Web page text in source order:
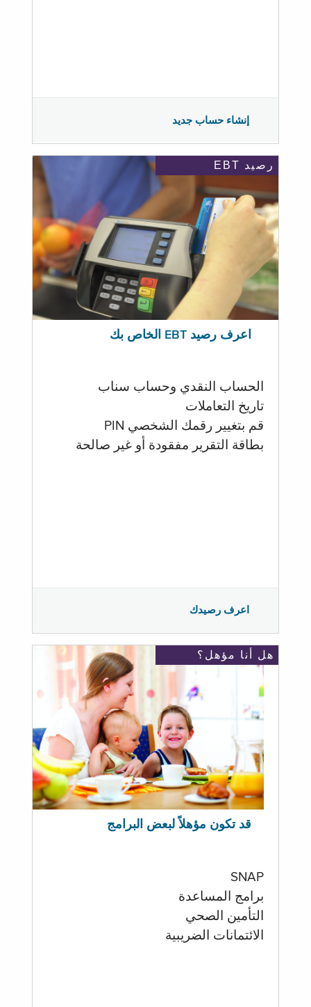
إنشاء حساب جديد
رصيد EBT
اعرف رصيد EBT الخاص بك
الحساب النقدي وحساب سناب
تاريخ التعاملات
قم بتغيير رقمك الشخصي PIN
بطاقة التقرير مفقودة أو غير صالحة
اعرف رصيدك
هل أنا مؤهل؟
قد تكون مؤهلاً لبعض البرامج
SNAP
برامج المساعدة
التأمين الصحي
الائتمانات الضريبية